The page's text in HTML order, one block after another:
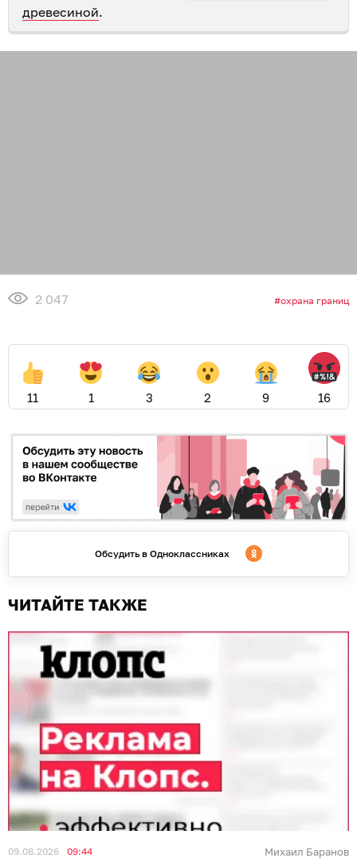
древесиной.
2 047 охрана границ
11 1 3 2 9 16
Обсудить в Одноклассниках
ЧИТАЙТЕ ТАКЖЕ
09.08.2026 09:44 Михаил Баранов